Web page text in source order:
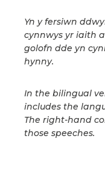
Yn y fersiwn
cynnwys yr iaith
golofn dde yn
hynny.
In the bilingual
includes the
The right-hand
those speeches.